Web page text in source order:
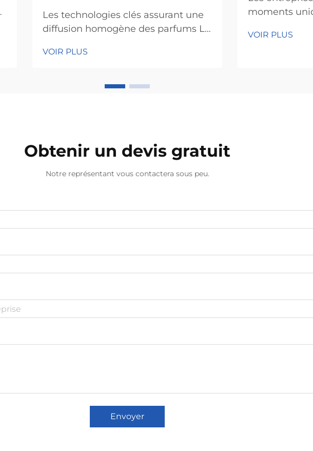
Les technologies clés assurant une
diffusion homogène des parfums La
dispersion des micro-particules La
toute la différence lorsqu'il s'agit de
VOIR PLUS
moments
démarquer
VOIR PLUS
Obtenir un devis gratuit
Notre représentant vous contactera sous peu.
Envoyer